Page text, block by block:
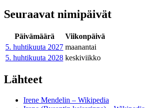
Seuraavat nimipäivät
Päivämäärä
Viikonpäivä
5. huhtikuuta 2027 maanantai
5. huhtikuuta 2028 keskiviikko
Lähteet
Irene Mendelin – Wikipedia